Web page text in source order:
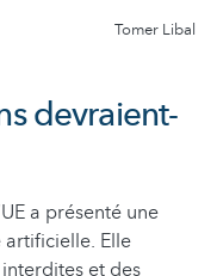
Tomer Libal
devraient-
a présenté une
Elle
et des